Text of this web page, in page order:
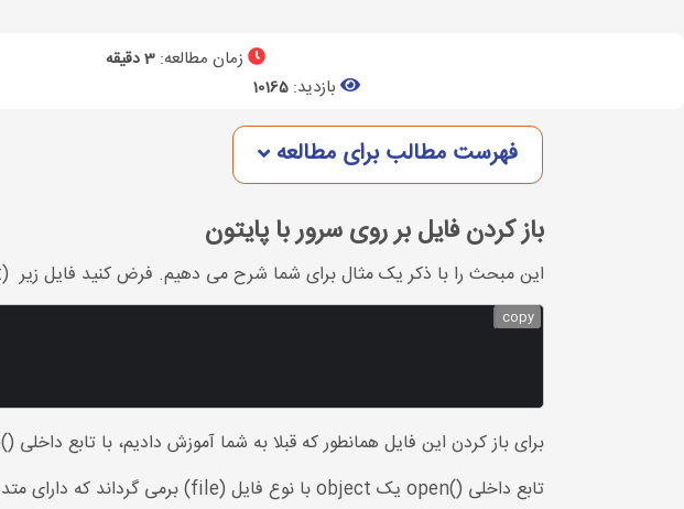
زمان مطالعه:3 دقیقه
بازدید:10165
فهرست مطالب برای مطالعه
باز کردن فایل بر روی سرور با پایتون
این مبحث را با ذکر یک مثال برای شما شرح می دهیم. فرض کنید فایل زیر (demofile.txt) را داریم که در پوشه محلی خود
copy
برای باز کردن این فایل همانطور که قبلا به شما آموزش دادیم، با تابع داخلی ()open آن را باز می کنیم.
تابع داخلی ()open یک object با نوع فایل (file) برمی گرداند که دارای متد ()read برای خواندن محتوای آن می باشد.